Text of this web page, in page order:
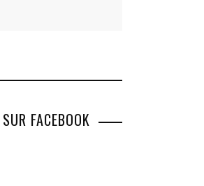
FACEBOOK